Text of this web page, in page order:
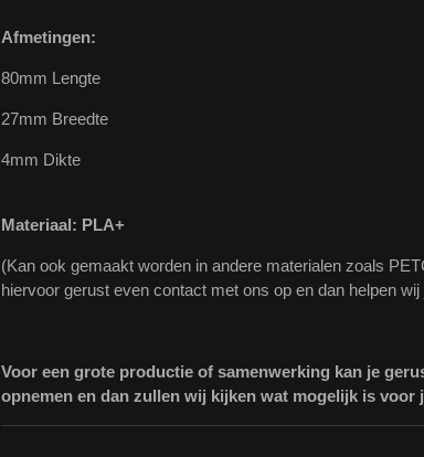
Afmetingen:
80mm Lengte
27mm Breedte
4mm Dikte
Materiaal: PLA+
(Kan ook gemaakt worden in andere materialen zoals
hiervoor gerust even contact met ons op en dan helpen
Voor een grote productie of samenwerking kan je
opnemen en dan zullen wij kijken wat mogelijk is voor